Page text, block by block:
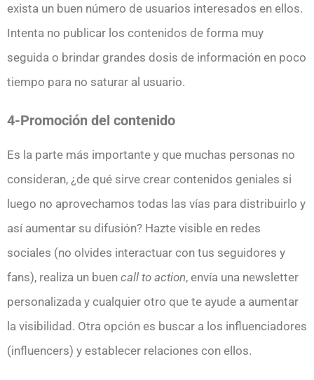
exista un buen número de usuarios interesados en ellos.
Intenta no publicar los contenidos de forma muy
seguida o brindar grandes dosis de información en poco
tiempo para no saturar al usuario.
4-Promoción del contenido
Es la parte más importante y que muchas personas no
consideran, ¿de qué sirve crear contenidos geniales si
luego no aprovechamos todas las vías para distribuirlo y
así aumentar su difusión? Hazte visible en redes
sociales (no olvides interactuar con tus seguidores y
fans), realiza un buen call to action, envía una newsletter
personalizada y cualquier otro que te ayude a aumentar
la visibilidad. Otra opción es buscar a los influenciadores
(influencers) y establecer relaciones con ellos.